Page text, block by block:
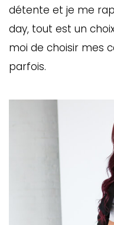
détente et je me
day, tout est un
moi de choisir mes
parfois.